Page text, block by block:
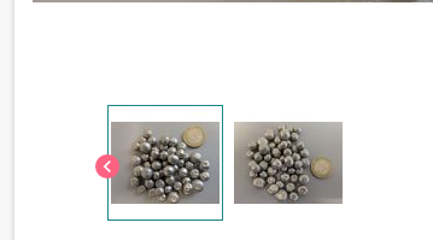
chevron_left